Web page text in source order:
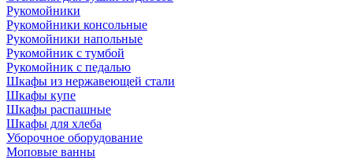
Рукомойники
Рукомойники консольные
Рукомойники напольные
Рукомойник с тумбой
Рукомойник с педалью
Шкафы из нержавеющей стали
Шкафы купе
Шкафы распашные
Шкафы для хлеба
Уборочное оборудование
Моповые ванны